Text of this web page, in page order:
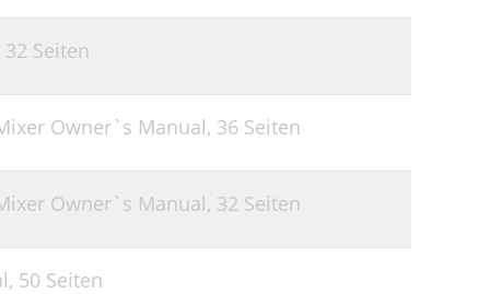
32 Seiten
Owner`s Manual, 36 Seiten
Owner`s Manual, 32 Seiten
50 Seiten